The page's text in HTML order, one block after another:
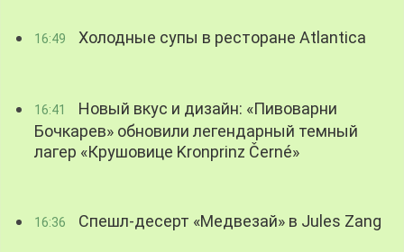
16:49 Холодные супы в ресторане Atlantica
16:41
Новый вкус и дизайн: «Пивоварни
Бочкарев» обновили легендарный темный
лагер «Крушовице Kronprinz Černé»
16:36 Спешл-десерт «Медвезай» в Jules Zang